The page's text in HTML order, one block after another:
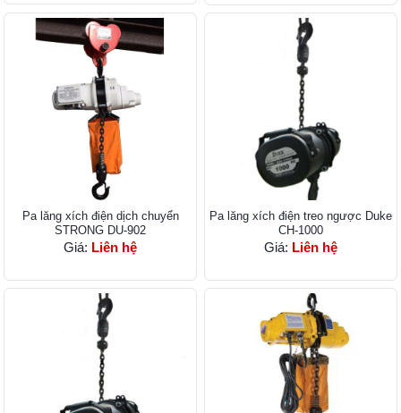
Pa lăng xích điện dịch chuyển
STRONG DU-902
Giá: Liên hệ
Pa lăng xích điện treo ngược Duke
CH-1000
Giá: Liên hệ